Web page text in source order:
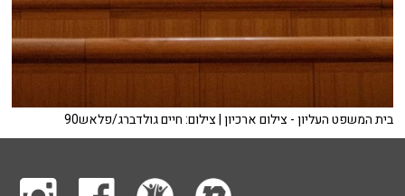
בית המשפט העליון - צילום ארכיון | צילום: חיים גולדברג/פלאש90